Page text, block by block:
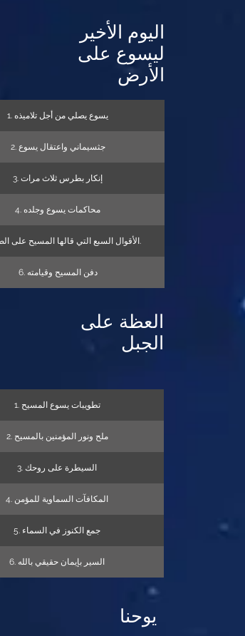
اليوم الأخير
ليسوع على
الأرض
1. يسوع يصلي من أجل تلاميذه
2. جثسيماني واعتقال يسوع
3. إنكار بطرس ثلاث مرات
4. محاكمات يسوع وجلده
5. الأقوال السبع التي قالها المسيح على الصليب.
6. دفن المسيح وقيامته
العظة على
الجبل
1. تطويبات يسوع المسيح
2. ملح ونور المؤمنين بالمسيح
3. السيطرة على روحك
4. المكافآت السماوية للمؤمن
5. جمع الكنوز في السماء
6. السير بإيمان حقيقي بالله
يوحنا